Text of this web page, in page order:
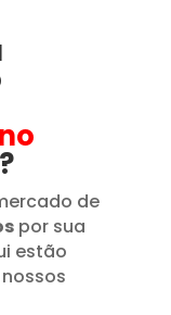
no
?
de
por sua
estão